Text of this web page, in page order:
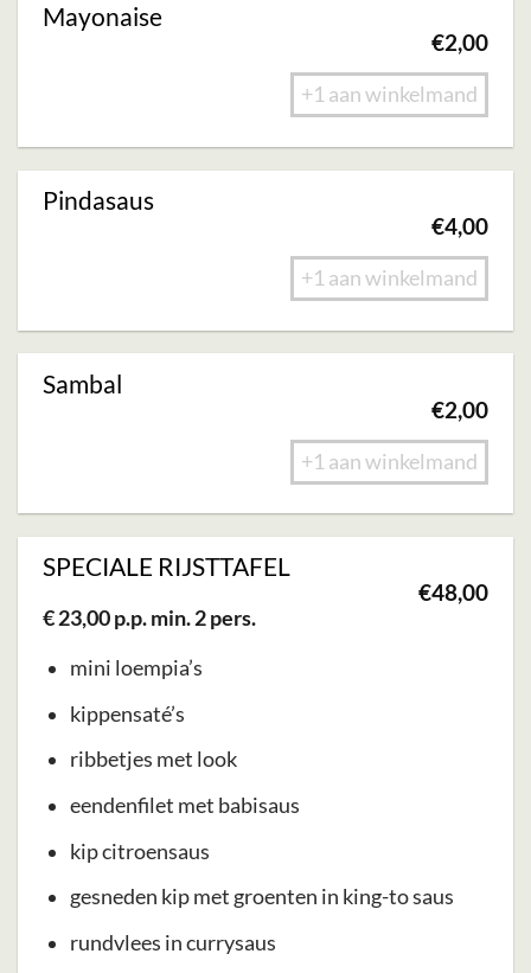
Mayonaise
€2,00
+1 aan winkelmand
Pindasaus
€4,00
+1 aan winkelmand
Sambal
€2,00
+1 aan winkelmand
SPECIALE RIJSTTAFEL
€48,00
€ 23,00 p.p. min. 2 pers.
mini loempia’s
kippensaté’s
ribbetjes met look
eendenfilet met babisaus
kip citroensaus
gesneden kip met groenten in king-to saus
rundvlees in currysaus